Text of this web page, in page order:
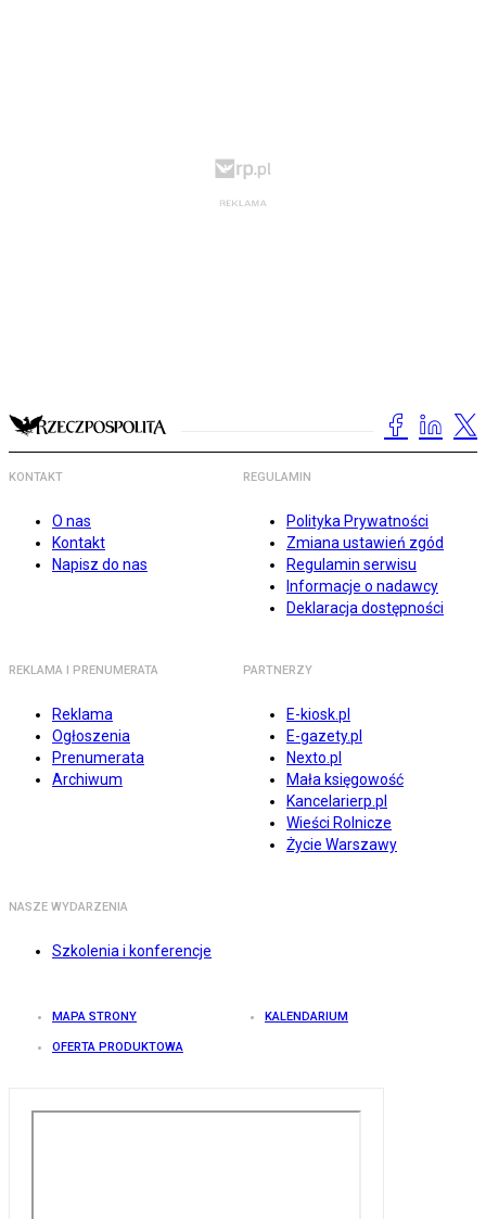
KONTAKT
O nas
Kontakt
Napisz do nas
REGULAMIN
Polityka Prywatności
Zmiana ustawień zgód
Regulamin serwisu
Informacje o nadawcy
Deklaracja dostępności
REKLAMA I PRENUMERATA
Reklama
Ogłoszenia
Prenumerata
Archiwum
PARTNERZY
E-kiosk.pl
E-gazety.pl
Nexto.pl
Mała księgowość
Kancelarierp.pl
Wieści Rolnicze
Życie Warszawy
NASZE WYDARZENIA
Szkolenia i konferencje
MAPA STRONY KALENDARIUM
OFERTA PRODUKTOWA